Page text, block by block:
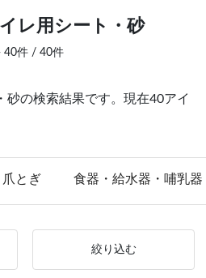
レ用シート・砂
40件 / 40件
砂の検索結果です。現在40アイ
とぎ 食器・給水器・哺乳器
絞り込む